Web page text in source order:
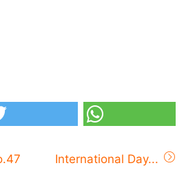
International Day...